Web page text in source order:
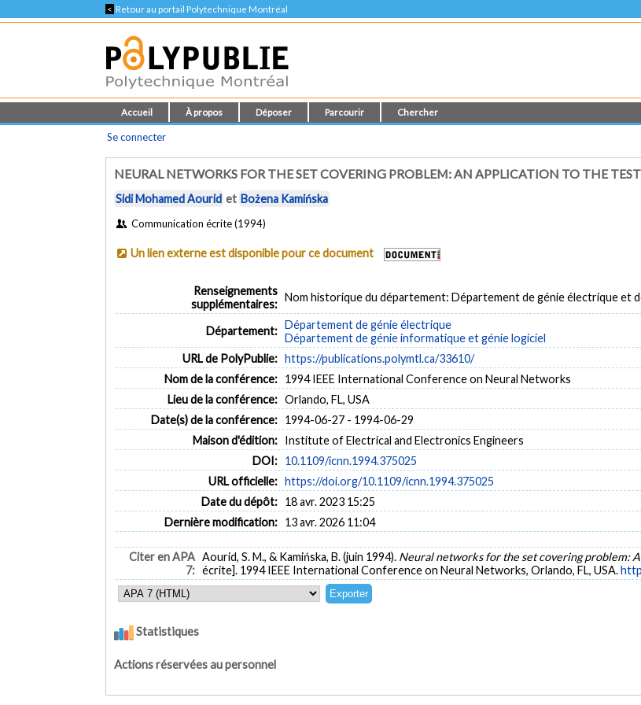
< Retour au portail Polytechnique Montréal
Accueil À propos Déposer Parcourir Chercher
Se connecter
NEURAL NETWORKS FOR THE SET COVERING PROBLEM: AN APPLICATION TO THE
Sidi Mohamed Aourid et Bożena Kamińska
Communication écrite (1994)
Un lien externe est disponible pour ce document
Renseignements
supplémentaires:
Nom historique du département: Département de génie électrique et
Département: Département de génie électrique
Département de génie informatique et génie logiciel
URL de PolyPublie: https://publications.polymtl.ca/33610/
Nom de la conférence: 1994 IEEE International Conference on Neural Networks
Lieu de la conférence: Orlando, FL, USA
Date(s) de la conférence: 1994-06-27 - 1994-06-29
Maison d'édition: Institute of Electrical and Electronics Engineers
DOI: 10.1109/icnn.1994.375025
URL officielle: https://doi.org/10.1109/icnn.1994.375025
Date du dépôt: 18 avr. 2023 15:25
Dernière modification: 13 avr. 2026 11:04
Citer en APA
7:
Aourid, S. M., & Kamińska, B. (juin 1994). Neural networks for the set covering problem:
écrite]. 1994 IEEE International Conference on Neural Networks, Orlando, FL, USA.
Statistiques
Actions réservées au personnel